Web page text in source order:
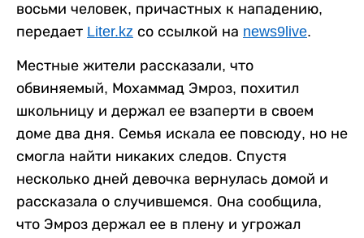
восьми человек, причастных к нападению,
передает Liter.kz со ссылкой на news9live.
Местные жители рассказали, что
обвиняемый, Мохаммад Эмроз, похитил
школьницу и держал ее взаперти в своем
доме два дня. Семья искала ее повсюду, но не
смогла найти никаких следов. Спустя
несколько дней девочка вернулась домой и
рассказала о случившемся. Она сообщила,
что Эмроз держал ее в плену и угрожал